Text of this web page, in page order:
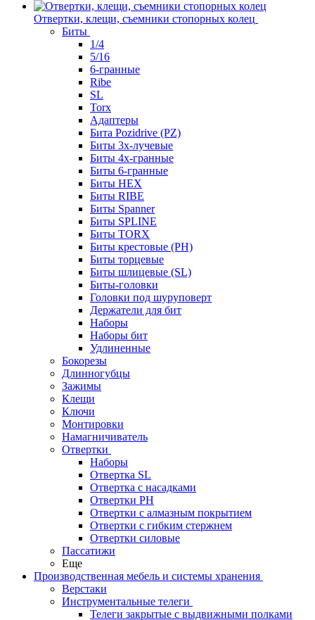
Отвертки, клещи, съемники стопорных колец
Биты
1/4
5/16
6-гранные
Ribe
SL
Torx
Адаптеры
Бита Pozidrive (PZ)
Биты 3х-лучевые
Биты 4х-гранные
Биты 6-гранные
Биты HEX
Биты RIBE
Биты Spanner
Биты SPLINE
Биты TORX
Биты крестовые (PH)
Биты торцевые
Биты шлицевые (SL)
Биты-головки
Головки под шуруповерт
Держатели для бит
Наборы
Наборы бит
Удлиненные
Бокорезы
Длинногубцы
Зажимы
Клещи
Ключи
Монтировки
Намагничиватель
Отвертки
Наборы
Отвертка SL
Отвертка с насадками
Отвертки PH
Отвертки с алмазным покрытием
Отвертки с гибким стержнем
Отвертки силовые
Пассатижи
Еще
Производственная мебель и системы хранения
Верстаки
Инструментальные телеги
Телеги закрытые с выдвижными полками